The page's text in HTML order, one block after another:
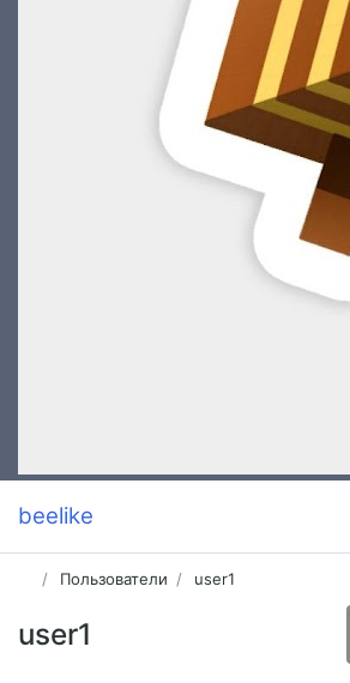
beelike
Пользователи user1
user1